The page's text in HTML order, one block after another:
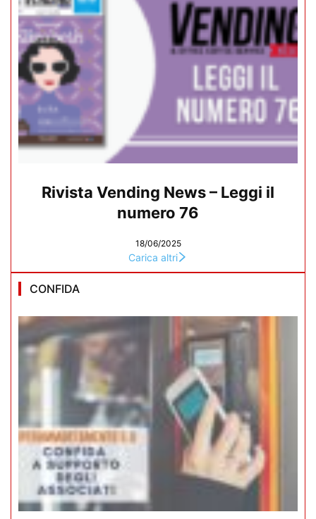
Rivista Vending News – Leggi il
numero 76
18/06/2025
Carica altri
CONFIDA